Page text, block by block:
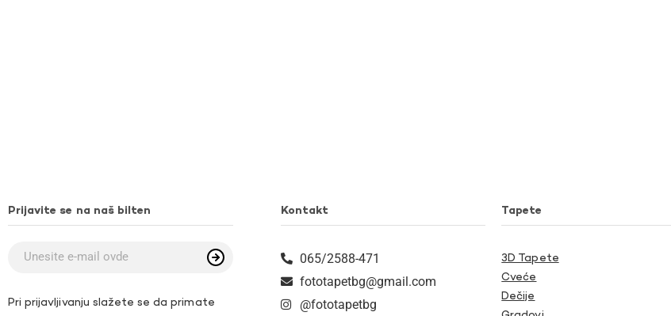
Prijavite se na naš bilten
Pri prijavljivanju slažete se da primate
Kontakt
065/2588-471
fototapetbg@gmail.com
@fototapetbg
Tapete
3D Tapete
Cveće
Dečije